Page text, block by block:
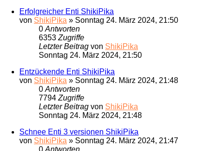
Erfolgreicher Enti ShikiPika
von ShikiPika » Sonntag 24. März 2024, 21:50
0Antworten
6353Zugriffe
Letzter Beitrag von ShikiPika
Sonntag 24. März 2024, 21:50
Entzückende Enti ShikiPika
von ShikiPika » Sonntag 24. März 2024, 21:48
0Antworten
7794Zugriffe
Letzter Beitrag von ShikiPika
Sonntag 24. März 2024, 21:48
Schnee Enti 3 versionen ShikiPika
von ShikiPika » Sonntag 24. März 2024, 21:47